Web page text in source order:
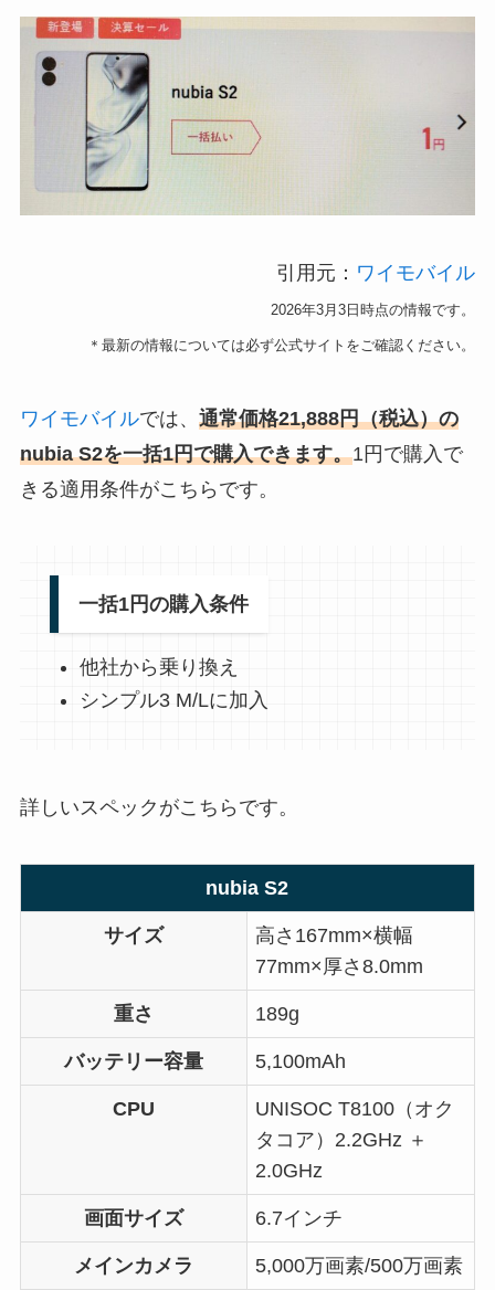
引用元： ワイモバイル
2026年3月3日時点の情報です。
＊最新の情報については必ず公式サイトをご確認ください。
ワイモバイルでは、 通常価格21,888円（税込）の
nubia S2を一括1円で購入できます。1円で購入で
きる適用条件がこちらです。
一括1円の購入条件
他社から乗り換え
シンプル3 M/Lに加入
詳しいスペックがこちらです。
nubia S2
サイズ
高さ167mm×横幅
77mm×厚さ8.0mm
重さ 189g
バッテリー容量 5,100mAh
CPU
UNISOC T8100（オク
タコア）2.2GHz ＋
2.0GHz
画面サイズ 6.7インチ
メインカメラ 5,000万画素/500万画素